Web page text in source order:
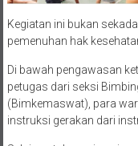
Kegiatan ini bukan
pemenuhan hak
Di bawah pengawasan
petugas dari seksi
(Bimkemaswat), para
instruksi gerakan dari